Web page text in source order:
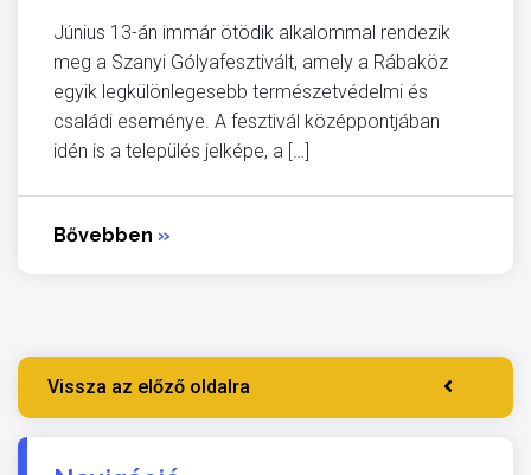
Június 13-án immár ötödik alkalommal rendezik
meg a Szanyi Gólyafesztivált, amely a Rábaköz
egyik legkülönlegesebb természetvédelmi és
családi eseménye. A fesztivál középpontjában
idén is a település jelképe, a […]
Bővebben »
Vissza az előző oldalra